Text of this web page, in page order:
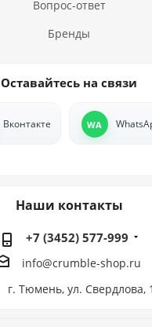
Вопрос-ответ
Бренды
Оставайтесь на связи
Вконтакте
Наши контакты
+7 (3452) 577-999
info@crumble-shop.ru
г. Тюмень, ул. Свердлова, 1